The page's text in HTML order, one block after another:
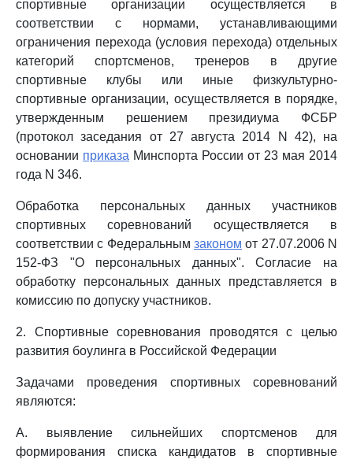
спортивные организации осуществляется в
соответствии с нормами, устанавливающими
ограничения перехода (условия перехода) отдельных
категорий спортсменов, тренеров в другие
спортивные клубы или иные физкультурно-
спортивные организации, осуществляется в порядке,
утвержденным решением президиума ФСБР
(протокол заседания от 27 августа 2014 N 42), на
основании приказа Минспорта России от 23 мая 2014
года N 346.
Обработка персональных данных участников
спортивных соревнований осуществляется в
соответствии с Федеральным законом от 27.07.2006 N
152-ФЗ "О персональных данных". Согласие на
обработку персональных данных представляется в
комиссию по допуску участников.
2. Спортивные соревнования проводятся с целью
развития боулинга в Российской Федерации
Задачами проведения спортивных соревнований
являются:
А. выявление сильнейших спортсменов для
формирования списка кандидатов в спортивные